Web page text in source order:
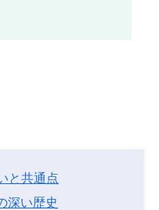
と共通点
深い歴史